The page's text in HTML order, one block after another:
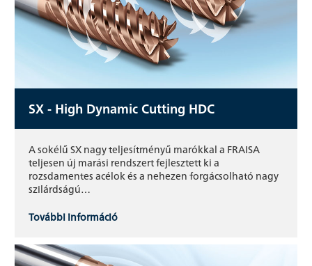
SX - High Dynamic Cutting HDC
A sokélű SX nagy teljesítményű marókkal a FRAISA
teljesen új marási rendszert fejlesztett ki a
rozsdamentes acélok és a nehezen forgácsolható nagy
szilárdságú…
További információ